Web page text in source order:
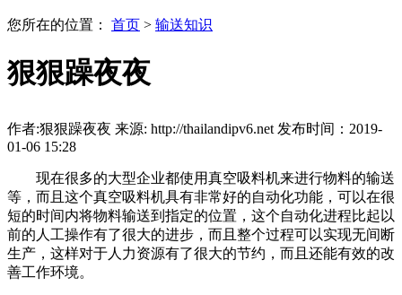
您所在的位置： 首页 > 输送知识
狠狠躁夜夜
作者:狠狠躁夜夜 来源: http://thailandipv6.net 发布时间：2019-
01-06 15:28
现在很多的大型企业都使用真空吸料机来进行物料的输送
等，而且这个真空吸料机具有非常好的自动化功能，可以在很
短的时间内将物料输送到指定的位置，这个自动化进程比起以
前的人工操作有了很大的进步，而且整个过程可以实现无间断
生产，这样对于人力资源有了很大的节约，而且还能有效的改
善工作环境。